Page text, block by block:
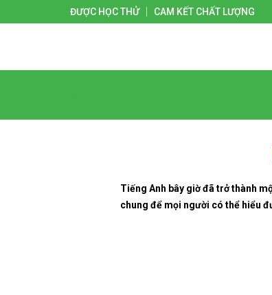
ĐƯỢC HỌC THỬ CAM KẾT CHẤT LƯỢNG
Tiếng Anh bây giờ đã trở thành
chung để mọi người có thể hiểu